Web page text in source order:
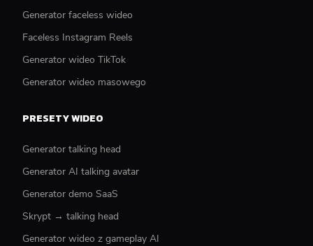
Generator faceless wideo
Faceless Instagram Reels
Generator wideo TikTok
Generator wideo masowego
PRESETY WIDEO
Generator talking head
Generator AI talking avatar
Generator demo SaaS
Skrypt → talking head
Generator wideo z gameplay AI